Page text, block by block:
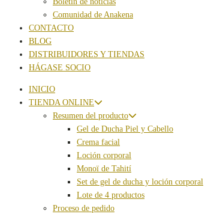
Comunidad de Anakena
CONTACTO
BLOG
DISTRIBUIDORES Y TIENDAS
HÁGASE SOCIO
INICIO
TIENDA ONLINE
Resumen del producto
Gel de Ducha Piel y Cabello
Crema facial
Loción corporal
Monoï de Tahití
Set de gel de ducha y loción corporal
Lote de 4 productos
Proceso de pedido